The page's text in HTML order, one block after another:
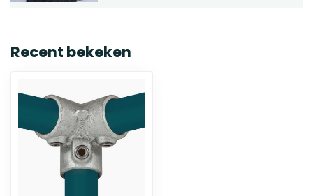
Recent bekeken